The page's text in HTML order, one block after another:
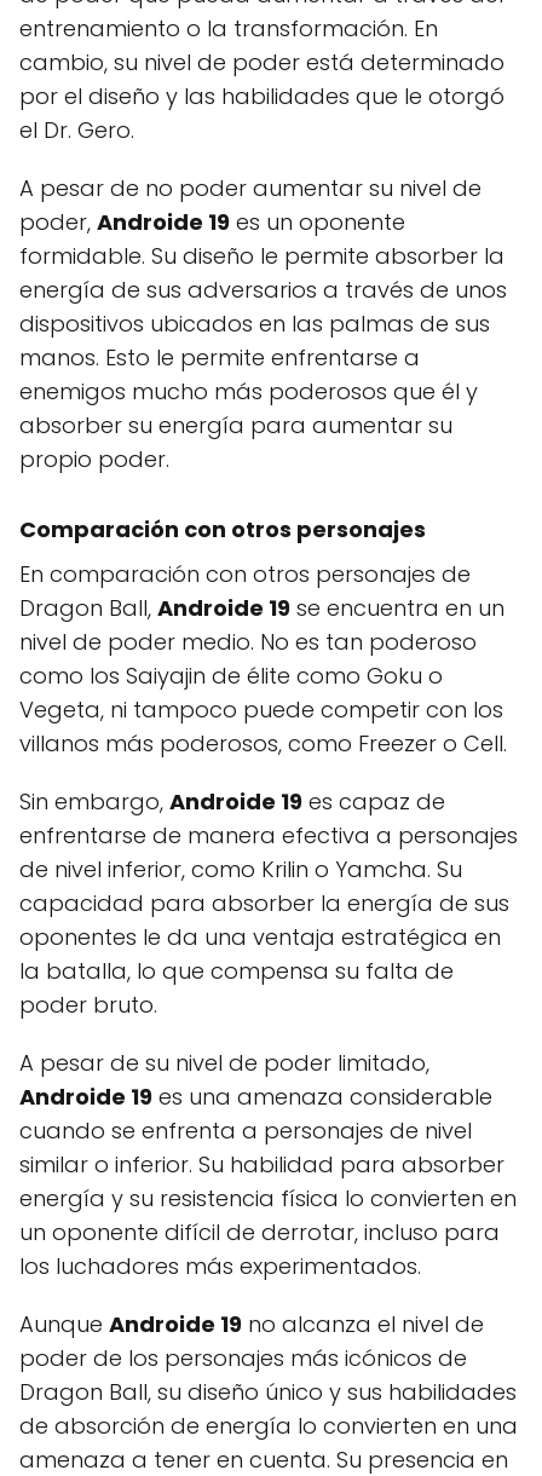
entrenamiento o la transformación. En
cambio, su nivel de poder está determinado
por el diseño y las habilidades que le otorgó
el Dr. Gero.
A pesar de no poder aumentar su nivel de
poder, Androide 19 es un oponente
formidable. Su diseño le permite absorber la
energía de sus adversarios a través de unos
dispositivos ubicados en las palmas de sus
manos. Esto le permite enfrentarse a
enemigos mucho más poderosos que él y
absorber su energía para aumentar su
propio poder.
Comparación con otros personajes
En comparación con otros personajes de
Dragon Ball, Androide 19 se encuentra en un
nivel de poder medio. No es tan poderoso
como los Saiyajin de élite como Goku o
Vegeta, ni tampoco puede competir con los
villanos más poderosos, como Freezer o Cell.
Sin embargo, Androide 19 es capaz de
enfrentarse de manera efectiva a personajes
de nivel inferior, como Krilin o Yamcha. Su
capacidad para absorber la energía de sus
oponentes le da una ventaja estratégica en
la batalla, lo que compensa su falta de
poder bruto.
A pesar de su nivel de poder limitado,
Androide 19 es una amenaza considerable
cuando se enfrenta a personajes de nivel
similar o inferior. Su habilidad para absorber
energía y su resistencia física lo convierten en
un oponente difícil de derrotar, incluso para
los luchadores más experimentados.
Aunque Androide 19 no alcanza el nivel de
poder de los personajes más icónicos de
Dragon Ball, su diseño único y sus habilidades
de absorción de energía lo convierten en una
amenaza a tener en cuenta. Su presencia en